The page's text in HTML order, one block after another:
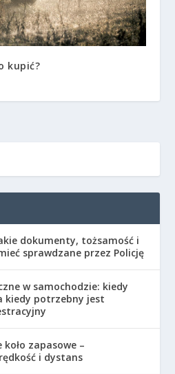
kupić?
dokumenty, tożsamość i
sprawdzane przez Policję
w samochodzie: kiedy
kiedy potrzebny jest
koło zapasowe –
i dystans